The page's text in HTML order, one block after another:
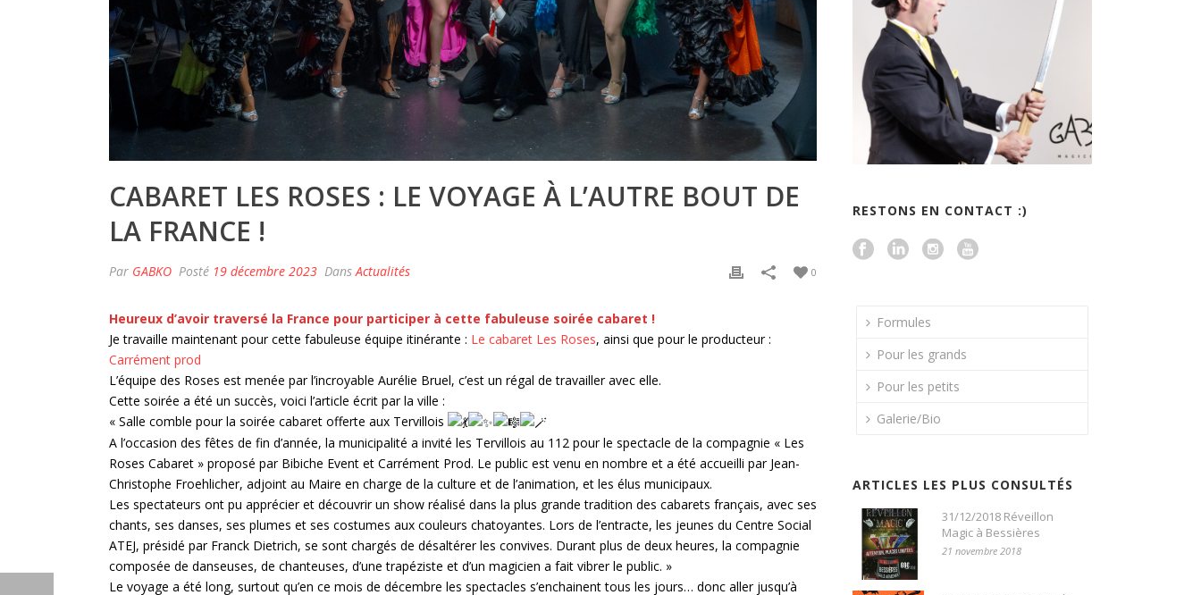
CABARET LES ROSES : LE VOYAGE À L’AUTRE BOUT DE
LA FRANCE !
Par GABKO Posté 19 décembre 2023 Dans Actualités 0
Heureux d’avoir traversé la France pour participer à cette fabuleuse soirée cabaret !
Je travaille maintenant pour cette fabuleuse équipe itinérante : Le cabaret Les Roses, ainsi que pour le producteur :
Carrément prod
L’équipe des Roses est menée par l’incroyable Aurélie Bruel, c’est un régal de travailler avec elle.
Cette soirée a été un succès, voici l’article écrit par la ville :
« Salle comble pour la soirée cabaret offerte aux Tervillois
A l’occasion des fêtes de fin d’année, la municipalité a invité les Tervillois au 112 pour le spectacle de la compagnie « Les
Roses Cabaret » proposé par Bibiche Event et Carrément Prod. Le public est venu en nombre et a été accueilli par Jean-
Christophe Froehlicher, adjoint au Maire en charge de la culture et de l’animation, et les élus municipaux.
Les spectateurs ont pu apprécier et découvrir un show réalisé dans la plus grande tradition des cabarets français, avec ses
chants, ses danses, ses plumes et ses costumes aux couleurs chatoyantes. Lors de l’entracte, les jeunes du Centre Social
ATEJ, présidé par Franck Dietrich, se sont chargés de désaltérer les convives. Durant plus de deux heures, la compagnie
composée de danseuses, de chanteuses, d’une trapéziste et d’un magicien a fait vibrer le public. »
Le voyage a été long, surtout qu’en ce mois de décembre les spectacles s’enchainent tous les jours… donc aller jusqu’à
RESTONS EN CONTACT :)
Formules
Pour les grands
Pour les petits
Galerie/Bio
ARTICLES LES PLUS CONSULTÉS
31/12/2018 Réveillon
Magic à Bessières
21 novembre 2018